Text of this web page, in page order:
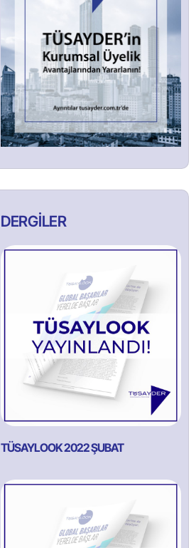
DERGİLER
TÜSAYLOOK 2022 ŞUBAT